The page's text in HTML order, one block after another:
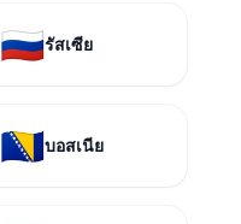
🇷🇺รัสเซีย
🇧🇦บอสเนีย